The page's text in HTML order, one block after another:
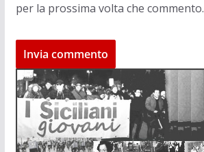
per la prossima volta che commento.